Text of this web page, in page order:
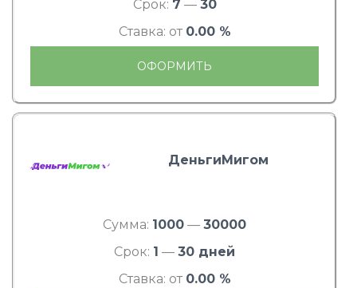
Срок: 7 — 30
Ставка: от 0.00 %
ОФОРМИТЬ
ДеньгиМигом
Сумма: 1000 — 30000
Срок: 1 — 30 дней
Ставка: от 0.00 %